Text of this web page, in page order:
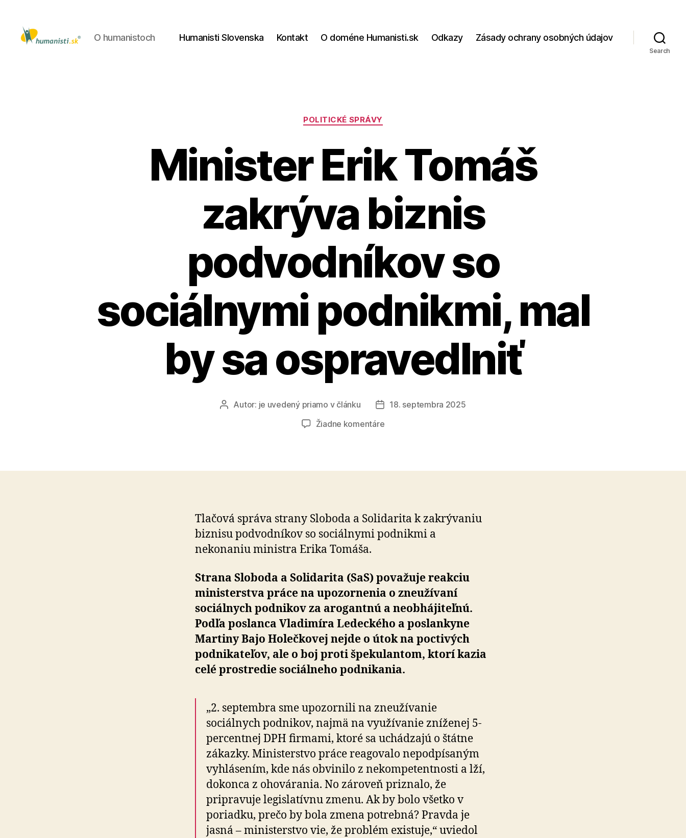
O humanistoch Humanisti Slovenska Kontakt O doméne Humanisti.sk Odkazy Zásady ochrany osobných údajov
Search
Kategórie
POLITICKÉ SPRÁVY
Minister Erik Tomáš
zakrýva biznis
podvodníkov so
sociálnymi podnikmi, mal
by sa ospravedlniť
AutorAutor: je uvedený priamo v článku
Dátum
18. septembra 2025
Žiadne komentárena
zakrýva
sociálnymi
podnikmi,
ospravedlniť
Tlačová správa strany Sloboda a Solidarita k zakrývaniu
biznisu podvodníkov so sociálnymi podnikmi a
nekonaniu ministra Erika Tomáša.
Strana Sloboda a Solidarita (SaS) považuje reakciu
ministerstva práce na upozornenia o zneužívaní
sociálnych podnikov za arogantnú a neobhájiteľnú.
Podľa poslanca Vladimíra Ledeckého a poslankyne
Martiny Bajo Holečkovej nejde o útok na poctivých
podnikateľov, ale o boj proti špekulantom, ktorí kazia
celé prostredie sociálneho podnikania.
„2. septembra sme upozornili na zneužívanie
sociálnych podnikov, najmä na využívanie zníženej 5-
percentnej DPH firmami, ktoré sa uchádzajú o štátne
zákazky. Ministerstvo práce reagovalo nepodpísaným
vyhlásením, kde nás obvinilo z nekompetentnosti a lží,
dokonca z ohovárania. No zároveň priznalo, že
pripravuje legislatívnu zmenu. Ak by bolo všetko v
poriadku, prečo by bola zmena potrebná? Pravda je
jasná – ministerstvo vie, že problém existuje,“ uviedol